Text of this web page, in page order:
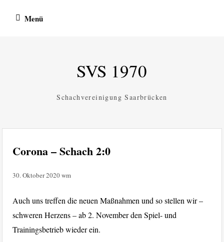
Inhalt Menü
SVS 1970
Schachvereinigung Saarbrücken
Corona – Schach 2:0
30. Oktober 2020wm
Auch uns treffen die neuen Maßnahmen und so stellen wir –
schweren Herzens – ab 2. November den Spiel- und
Trainingsbetrieb wieder ein.